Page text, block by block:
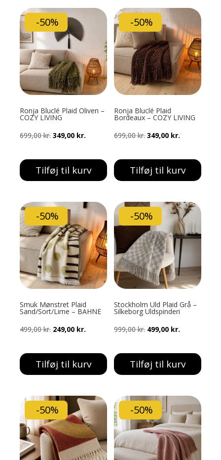
-50%
Ronja Bluclé Plaid Oliven –
COZY LIVING
699,00kr.Den
pris
var:
349,00 kr.
pris
er:
Tilføj til kurv
-50%
Ronja Bluclé Plaid
Bordeaux – COZY LIVING
699,00kr.Den
pris
var:
349,00 kr.
pris
er:
Tilføj til kurv
-50%
Smuk Mønstret Plaid
Sand/Sort/Lime – BAHNE
499,00kr. Den
pris
var:
249,00 kr.
pris
er:
Tilføj til kurv
-50%
Stockholm Uld Plaid Grå –
Silkeborg Uldspinderi
999,00kr. Den
pris
var:
499,00 kr.
pris
er:
Tilføj til kurv
-50% -50%